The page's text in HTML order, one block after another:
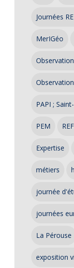
Journées
MerIGéo
PAPI ;
PEM
Expertise
métiers
journée
journées
La Pérouse
exposition